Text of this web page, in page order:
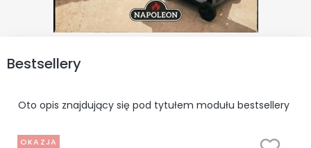
Bestsellery
Oto opis znajdujący się pod tytułem modułu bestsellery
OKAZJA